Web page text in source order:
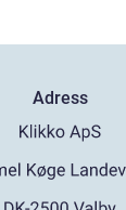
Adress